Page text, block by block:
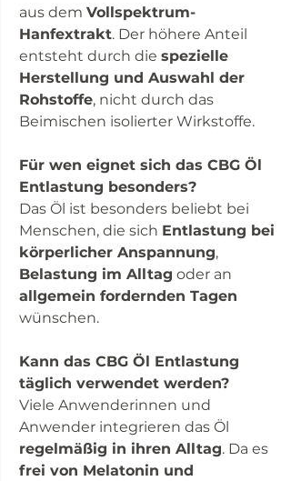
aus dem Vollspektrum-
Hanfextrakt. Der höhere Anteil
entsteht durch die spezielle
Herstellung und Auswahl der
Rohstoffe, nicht durch das
Beimischen isolierter Wirkstoffe.
Für wen eignet sich das CBG Öl
Entlastung besonders?
Das Öl ist besonders beliebt bei
Menschen, die sich Entlastung bei
körperlicher Anspannung,
Belastung im Alltag oder an
allgemein fordernden Tagen
wünschen.
Kann das CBG Öl Entlastung
täglich verwendet werden?
Viele Anwenderinnen und
Anwender integrieren das Öl
regelmäßig in ihren Alltag. Da es
frei von Melatonin und